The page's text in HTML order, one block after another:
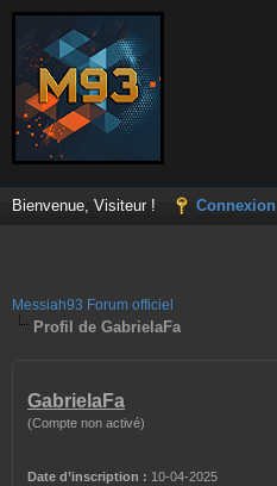
Bienvenue, Visiteur ! Connexion
Messiah93 Forum officiel
Profil de GabrielaFa
GabrielaFa
(Compte non activé)
Date d’inscription : 10-04-2025